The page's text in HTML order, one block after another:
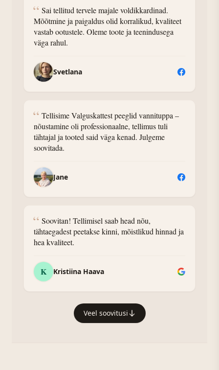
“ Sai tellitud tervele majale voldikkardinad.
Mõõtmine ja paigaldus olid korralikud, kvaliteet
vastab ootustele. Oleme toote ja teenindusega
väga rahul.
Svetlana
“ Tellisime Valguskattest peeglid vannituppa –
nõustamine oli professionaalne, tellimus tuli
tähtajal ja tooted said väga kenad. Julgeme
soovitada.
Jane
“ Soovitan! Tellimisel saab head nõu,
tähtaegadest peetakse kinni, mõistlikud hinnad ja
hea kvaliteet.
K Kristiina Haava
Veel soovitusi